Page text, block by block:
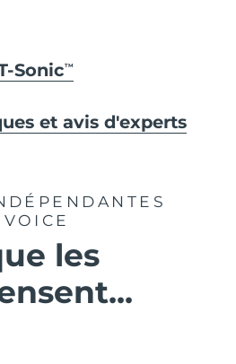
SonicTM
et avis d'experts
les